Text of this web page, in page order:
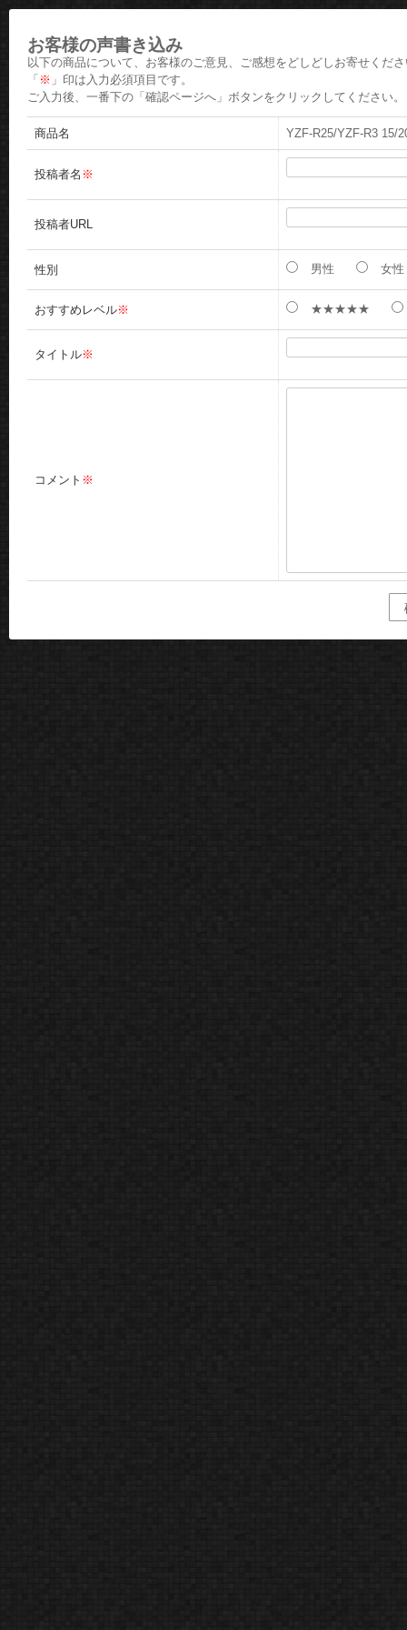
お客様の声書き込み
以下の商品について、お客様のご意見、ご感想をどしどしお寄せくだ
「 ※ 」印は入力必須項目です。
ご入力後、一番下の「確認ページへ」ボタンをクリックしてください。
商品名 YZF-R25/YZF-R3 15/
投稿者名 ※
投稿者URL
性別 男性 女性
おすすめレベル※ ★★★★★
タイトル※
コメント ※